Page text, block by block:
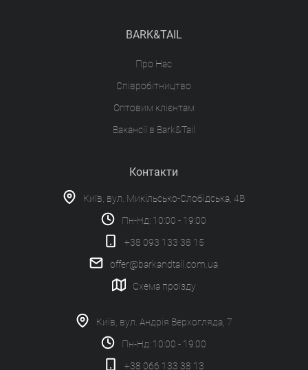
BARK&TAIL
Про Нас
Співробітництво
Оптовим клієнтам
Вакансії в Bark&Tail
Контакти
Київ, вул. Микільсько-Слобідська, 4В
Пн-Нд: 10:00 - 19:00
+38 093 133 38 15
offer@barkandtail.com.ua
Схема проїзду
Київ, вул. Андрія Верхогляда, 7
Пн-Нд: 10:00 - 19:00
+38 066 133 38 13